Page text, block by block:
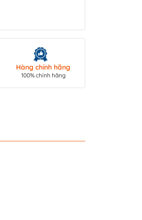
Hàng chính hãng
100% chính hãng